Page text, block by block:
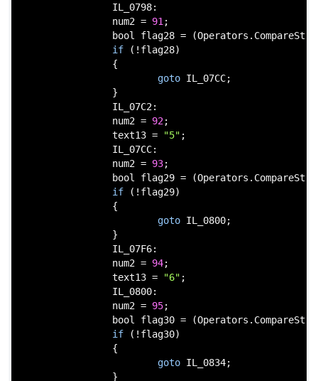
IL_0798:
num2 = 91 ;
bool
flag28 =
if (!flag28)
{
goto IL_07CC;
}
IL_07C2:
num2 = 92;
text13 =
"5" ;
IL_07CC:
num2 = 93;
bool
flag29 =
if (!flag29)
{
goto IL_0800;
}
IL_07F6:
num2 = 94;
text13 =
"6" ;
IL_0800:
num2 = 95;
bool
flag30 =
if (!flag30)
{
goto IL_0834;
}